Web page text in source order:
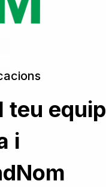
teu equip
i